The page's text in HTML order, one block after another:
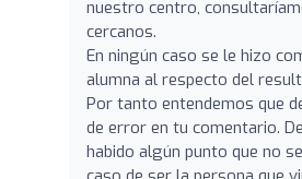
nuestro centro,
cercanos.
En ningún caso se le hizo
alumna al respecto del
Por tanto entendemos que
de error en tu comentario.
habido algún punto que no